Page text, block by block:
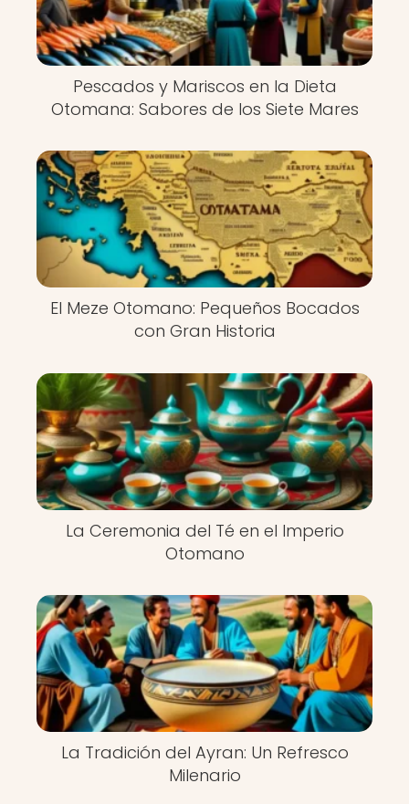
Pescados y Mariscos en la Dieta
Otomana: Sabores de los Siete Mares
El Meze Otomano: Pequeños Bocados
con Gran Historia
La Ceremonia del Té en el Imperio
Otomano
La Tradición del Ayran: Un Refresco
Milenario